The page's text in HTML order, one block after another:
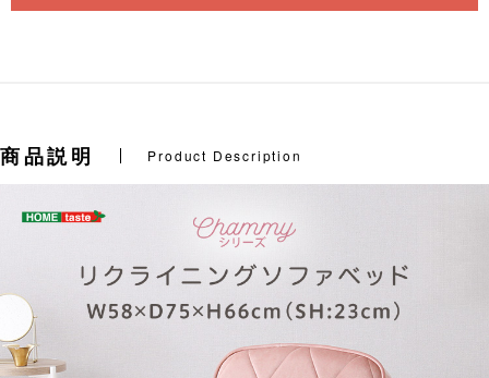
商品説明 Product Description